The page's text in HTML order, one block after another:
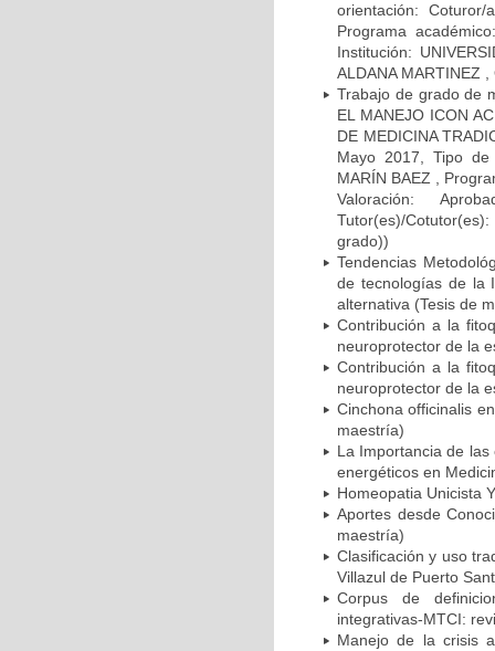
orientación: Coturor/
Programa
Institución:
ALDANA MARTINEZ
Trabajo de grado de
EL MANEJO ICON
DE MEDICINA
Mayo 2017, Tipo de
MARÍN BAEZ ,
Valoración:
Tutor(es)/
grado))
Tendencias
de tecnologías de la
alternativa (Tesis de
Contribución a la
neuroprotector de la
Contribución a la
neuroprotector de la
Cinchona officinalis
maestría)
La Importancia de
energéticos en
Homeopatia Unicista
Aportes desde
maestría)
Clasificación y uso
Villazul de Puerto
Corpus de
integrativas-MTCI:
Manejo de la crisis